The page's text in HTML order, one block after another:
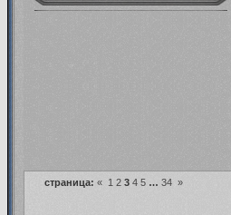
страница: « 1 2 3 4 5 … 34 »